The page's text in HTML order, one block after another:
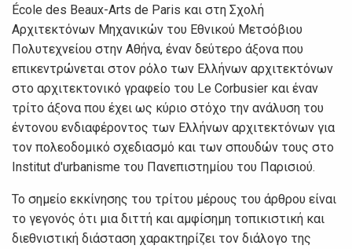
École des Beaux-Arts de Paris και στη Σχολή
Αρχιτεκτόνων Μηχανικών του Εθνικού Μετσόβιου
Πολυτεχνείου στην Αθήνα, έναν δεύτερο άξονα που
επικεντρώνεται στον ρόλο των Ελλήνων αρχιτεκτόνων
στο αρχιτεκτονικό γραφείο του Le Corbusier και έναν
τρίτο άξονα που έχει ως κύριο στόχο την ανάλυση του
έντονου ενδιαφέροντος των Ελλήνων αρχιτεκτόνων για
τον πολεοδομικό σχεδιασμό και των σπουδών τους στο
Institut d'urbanisme του Πανεπιστημίου του Παρισιού.
Το σημείο εκκίνησης του τρίτου μέρους του άρθρου είναι
το γεγονός ότι μια διττή και αμφίσημη τοπικιστική και
διεθνιστική διάσταση χαρακτηρίζει τον διάλογο της